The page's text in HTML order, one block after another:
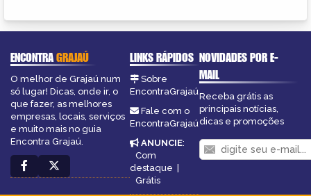
ENCONTRAGRAJAÚ
O melhor de Grajaú num
só lugar! Dicas, onde ir, o
que fazer, as melhores
empresas, locais, serviços
e muito mais no guia
Encontra Grajaú.
LINKS RÁPIDOS
Sobre
EncontraGrajaú
Fale com o
EncontraGrajaú
ANUNCIE:
Com
destaque
Grátis
NOVIDADES POR E-
MAIL
Receba grátis as
principais notícias,
dicas e promoções